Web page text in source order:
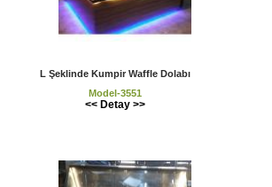
L Şeklinde Kumpir Waffle Dolabı
Model-3551
<< Detay >>